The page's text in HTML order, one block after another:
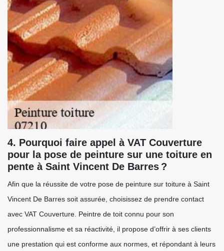
4. Pourquoi faire appel à VAT Couverture
pour la pose de peinture sur une toiture en
pente à Saint Vincent De Barres ?
Afin que la réussite de votre pose de peinture sur toiture à Saint
Vincent De Barres soit assurée, choisissez de prendre contact
avec VAT Couverture. Peintre de toit connu pour son
professionnalisme et sa réactivité, il propose d’offrir à ses clients
une prestation qui est conforme aux normes, et répondant à leurs